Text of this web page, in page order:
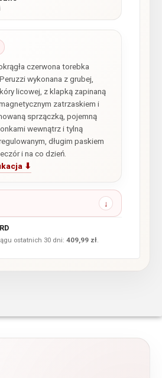
czerwona torebka
wykonana z grubej,
licowej, z klapką zapinaną
zatrzaskiem i
sprzączką, pojemną
wewnątrz i tylną
długim paskiem
i na co dzień.
⬇
ostatnich 30 dni: 409,99 zł.